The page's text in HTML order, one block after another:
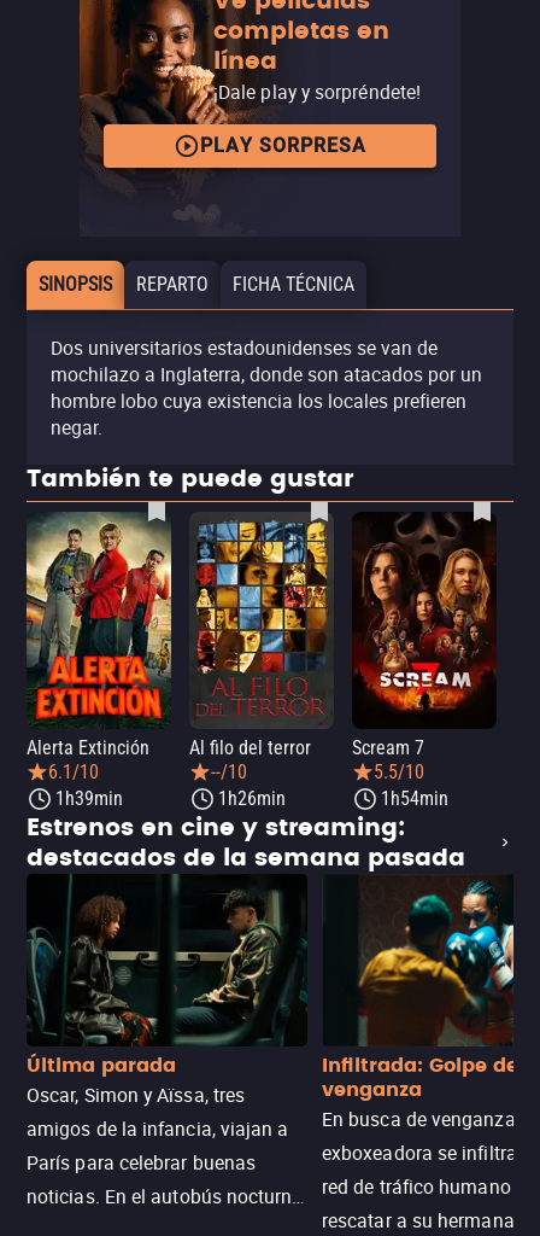
completas en
línea
¡Dale play y sorpréndete!
PLAY SORPRESA
SINOPSIS REPARTO FICHA TÉCNICA
Dos universitarios estadounidenses se van de
mochilazo a Inglaterra, donde son atacados por un
hombre lobo cuya existencia los locales prefieren
negar.
También te puede gustar
Alerta Extinción
6.1/10
1h39min
Al filo del terror
--/10
1h26min
Scream 7
5.5/10
1h54min
Estrenos en cine y streaming:
destacados de la semana pasada
Última parada
Oscar, Simon y Aïssa, tres
amigos de la infancia, viajan a
París para celebrar buenas
noticias. En el autobús nocturno
Infiltrada: Golpe de
venganza
En busca de venganza,
exboxeadora se infiltra
red de tráfico humano
rescatar a su hermana